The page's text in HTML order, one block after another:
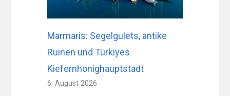
Marmaris: Segelgulets, antike
Ruinen und Türkiyes
Kiefernhonighauptstadt
6. August 2026